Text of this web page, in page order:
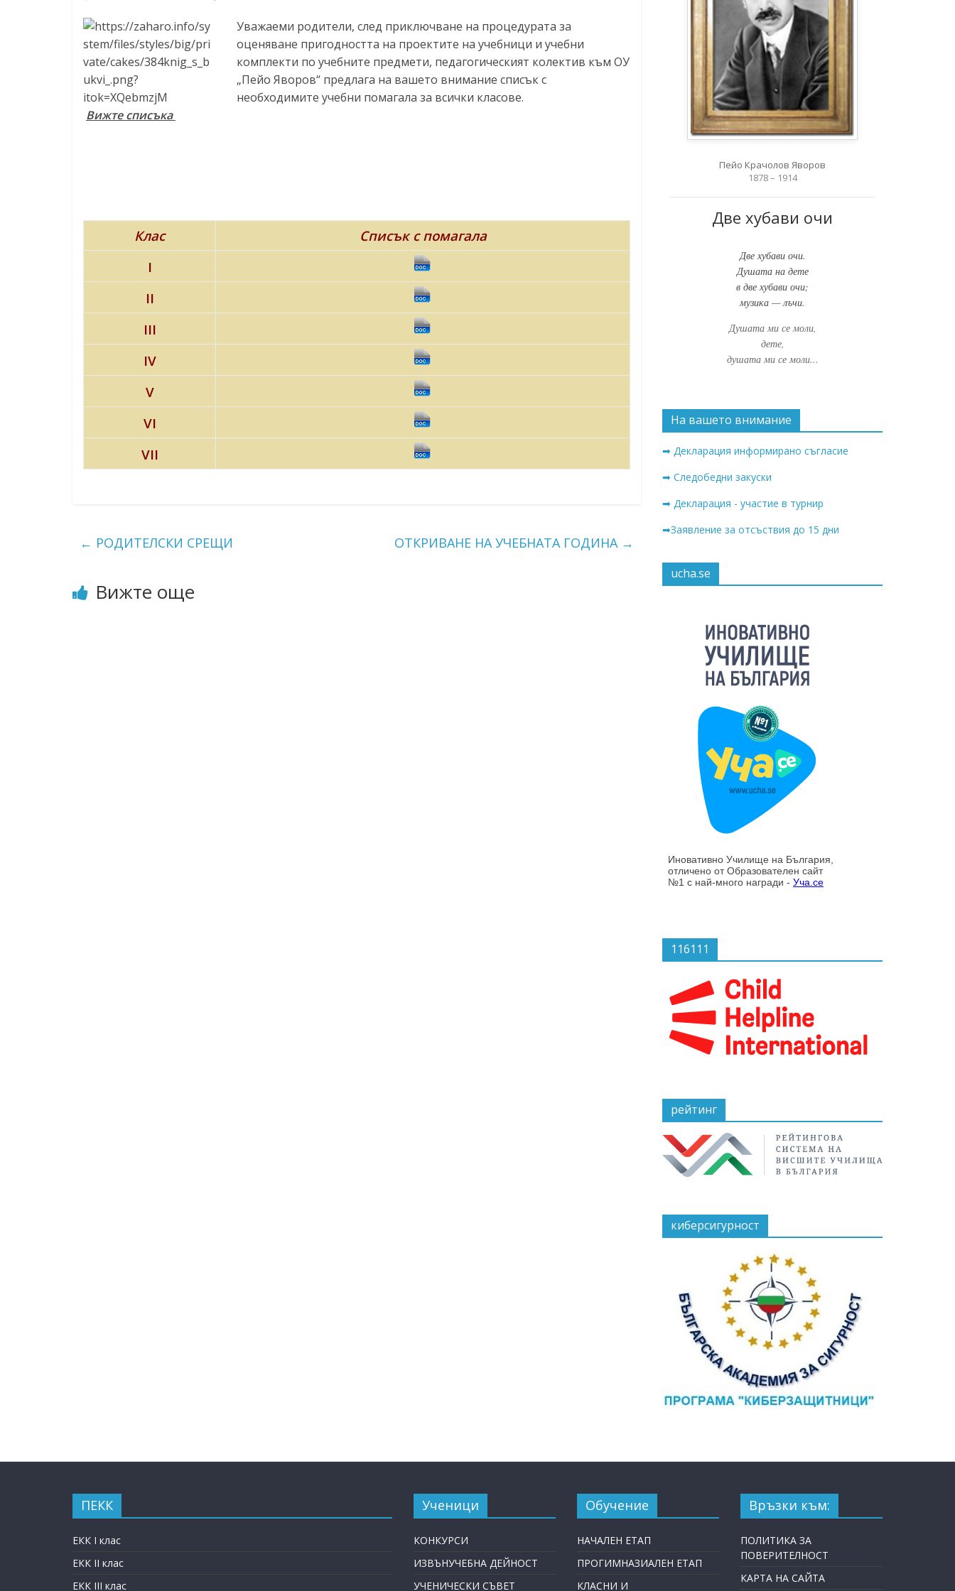
Уважаеми родители, след приключване на процедурата за
оценяване пригодността на проектите на учебници и учебни
комплекти по учебните предмети, педагогическият колектив към ОУ
„Пейо Яворов“ предлага на вашето внимание списък с
необходимите учебни помагала за всички класове.
Вижте списъка
Клас
Списък с помагала
I
II
III
IV
V
VI
VII
← РОДИТЕЛСКИ СРЕЩИ ОТКРИВАНЕ НА УЧЕБНАТА ГОДИНА →
Вижте още
Пейо Крачолов Яворов
1878 – 1914
Две хубави очи
Две хубави очи.
Душата на дете
в две хубави очи;
музика — лъчи.
Душата ми се моли,
дете,
душата ми се моли...
На вашето внимание
➡ Декларация информирано съгласие
➡ Следобедни закуски
➡ Декларация - участие в турнир
➡Заявление за отсъствия до 15 дни
ucha.se
116111
рейтинг
киберсигурност
ПЕКК
ЕКК I клас
ЕКК II клас
ЕКК III клас
Ученици
КОНКУРСИ
ИЗВЪНУЧЕБНА ДЕЙНОСТ
УЧЕНИЧЕСКИ СЪВЕТ
Обучение
НАЧАЛЕН ЕТАП
ПРОГИМНАЗИАЛЕН ЕТАП
КЛАСНИ И
Връзки към:
ПОЛИТИКА ЗА
ПОВЕРИТЕЛНОСТ
КАРТА НА САЙТА